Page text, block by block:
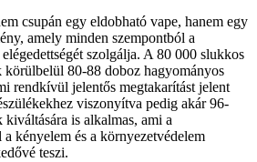
csupán egy eldobható vape, hanem egy
amely minden szempontból a
szolgálja. A 80 000 slukkos
körülbelül 80-88 doboz hagyományos
rendkívül jelentős megtakarítást jelent
viszonyítva pedig akár 96-
is alkalmas, ami a
kényelem és a környezetvédelem
teszi.